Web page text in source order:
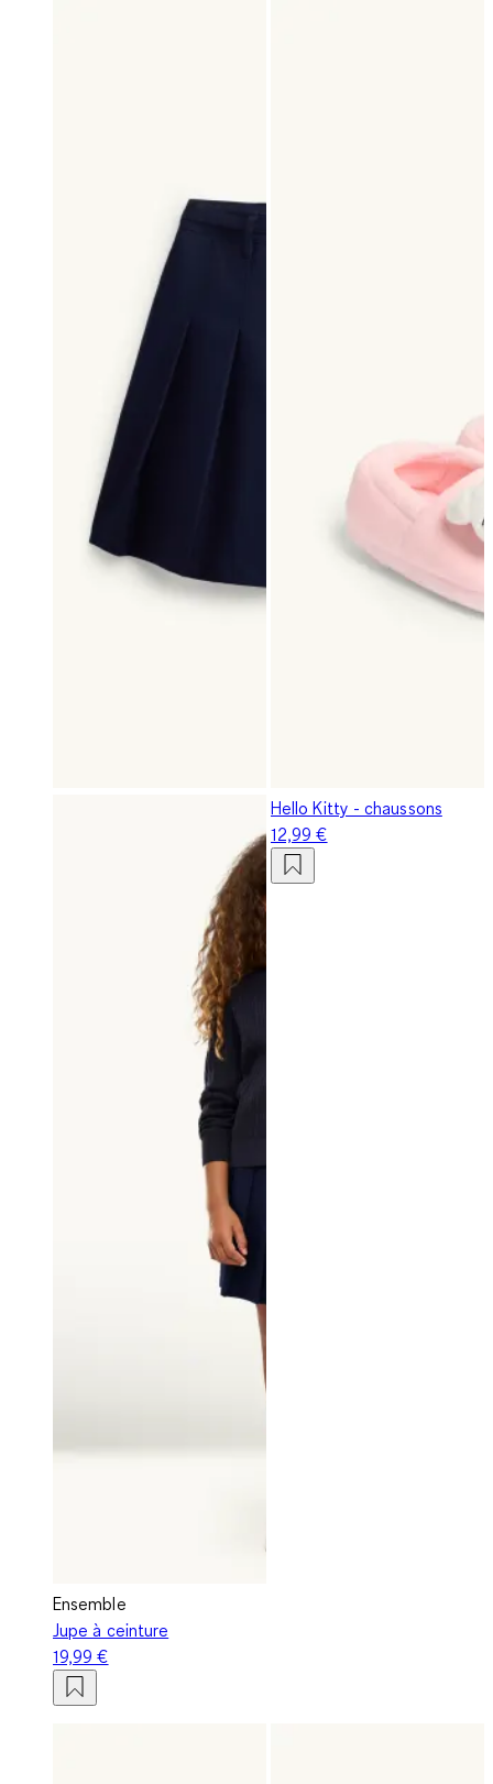
Ensemble
Jupe à ceinture
19,99 €
Hello Kitty - chaussons
12,99 €